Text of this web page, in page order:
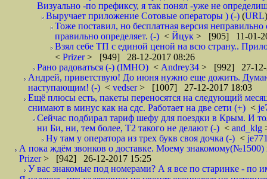
Визуально -по префиксу, я так понял -уже не
Выручает приложение Сотовые операторы ) (-) (URL
Тоже поставил, но бесплатная версия
правильно определяет. (-) < Йцук > [905] 11-01-
Взял себе ТП с единой ценой на всю страну..
< Prizer> [949] 28-12-2017 08:26
Рано радоваться (-) (IMHO) < Andrey34 > [992] 27-12-
Андрей, приветствую! До июня нужно еще дожить.
наступающим! (-) < vedser> [1007] 27-12-2017 18:03
Ещё плюсы есть, пакеты переносятся на следующий
снимают в минус как на сдс. Работает на две сети (+) <
Сейчас подбирал тариф шефу для поездки в Крым. И
ни Би, ни, тем более, Т2 такого не делают (-) < and_klg
Ну там у оператора из трех букв своя дочка (-) <
А пока ждём звонков о доставке. Моему знакомому(№1500)
Prizer> [942] 26-12-2017 15:25
У вас знакомые под номерами? А я все по старинке - по